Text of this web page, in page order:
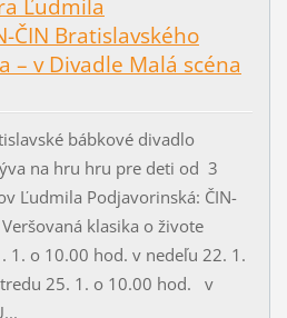
Ľudmila
ČIN Bratislavského
– v Divadle Malá scéna
bábkové divadlo
na hru hru pre deti od 3
Ľudmila Podjavorinská: ČIN-
Veršovaná klasika o živote
1. o 10.00 hod. v nedeľu 22. 1.
25. 1. o 10.00 hod. v